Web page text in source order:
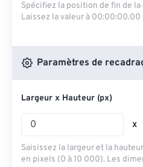
Spécifiez la position de fin de la
Laissez la valeur à
Paramètres de
Largeur x Hauteur (px)
x
Saisissez la largeur et la
en pixels (0 à 10 000). Les